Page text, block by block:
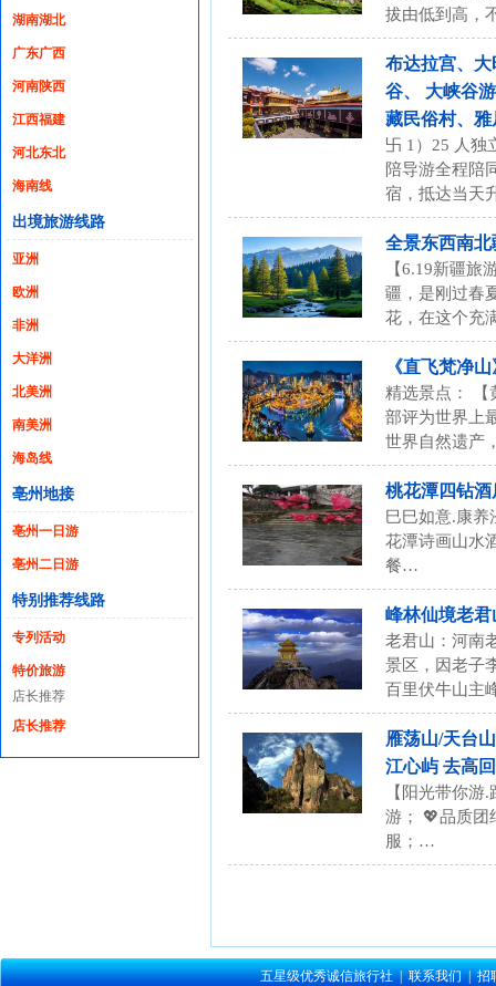
湖南湖北
广东广西
河南陕西
江西福建
河北东北
海南线
出境旅游线路
亚洲
欧洲
非洲
大洋洲
北美洲
南美洲
海岛线
亳州地接
亳州一日游
亳州二日游
特别推荐线路
专列活动
特价旅游
店长推荐
店长推荐
拔由低到高，
布达拉宫、
谷、 大峡谷
藏民俗村、雅
卐 1）25 人独
陪导游全程陪
宿，抵达当天
全景东西南
【6.19新疆旅
疆，是刚过春
花，在这个充
《直飞梵净
精选景点：
部评为世界上
世界自然遗产
桃花潭四钻酒
巳巳如意.康
花潭诗画山水
餐…
峰林仙境老
老君山：河南
景区，因老子
百里伏牛山主
雁荡山/天台
江心屿 去高
【阳光带你
游； 💖品质团
服；…
五星级优秀诚信旅行社|联系我们|招